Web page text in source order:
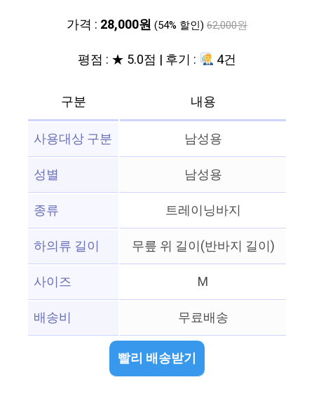
가격 : 28,000원 (54% 할인) 62,000원
평점 : ★ 5.0점 | 후기 : 4건
구분
내용
사용대상 구분
남성용
성별
남성용
종류
트레이닝바지
하의류 길이
무릎 위 길이(반바지 길이)
사이즈
M
배송비
무료배송
빨리 배송받기